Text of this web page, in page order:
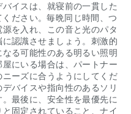
イスは、就寝前の一貫した
ださい。毎晩同じ時間、つ​​
を入れ、この音と光のパタ
認識させましょう。刺激的
る可能性のある明るい照明
にいる場合は、パートナー
ーズに合うようにしてくだ
バイスや指向性のあるソリ
最後に、安全性を最優先に
固定されていること、ナイ